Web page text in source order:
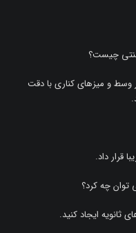
سنتی چیست؟
وسط و میزهای کناری با دقت
قرار داد.
چه کرد؟
ثانویه ایجاد کنید.